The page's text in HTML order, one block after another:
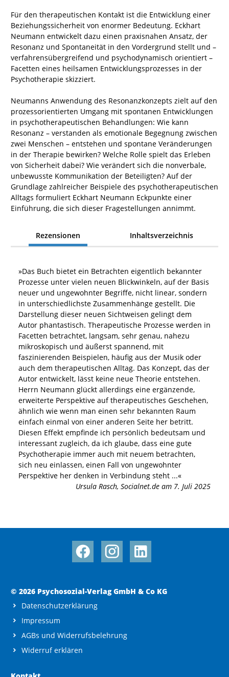
Für den therapeutischen Kontakt ist die Entwicklung einer
Beziehungssicherheit von enormer Bedeutung. Eckhart
Neumann entwickelt dazu einen praxisnahen Ansatz, der
Resonanz und Spontaneität in den Vordergrund stellt und –
verfahrensübergreifend und psychodynamisch orientiert –
Facetten eines heilsamen Entwicklungsprozesses in der
Psychotherapie skizziert.
Neumanns Anwendung des Resonanzkonzepts zielt auf den
prozessorientierten Umgang mit spontanen Entwicklungen
in psychotherapeutischen Behandlungen: Wie kann
Resonanz – verstanden als emotionale Begegnung zwischen
zwei Menschen – entstehen und spontane Veränderungen
in der Therapie bewirken? Welche Rolle spielt das Erleben
von Sicherheit dabei? Wie verändert sich die nonverbale,
unbewusste Kommunikation der Beteiligten? Auf der
Grundlage zahlreicher Beispiele des psychotherapeutischen
Alltags formuliert Eckhart Neumann Eckpunkte einer
Einführung, die sich dieser Fragestellungen annimmt.
Rezensionen Inhaltsverzeichnis
»Das Buch bietet ein Betrachten eigentlich bekannter
Prozesse unter vielen neuen Blickwinkeln, auf der Basis
neuer und ungewohnter Begriffe, nicht linear, sondern
in unterschiedlichste Zusammenhänge gestellt. Die
Darstellung dieser neuen Sichtweisen gelingt dem
Autor phantastisch. Therapeutische Prozesse werden in
Facetten betrachtet, langsam, sehr genau, nahezu
mikroskopisch und äußerst spannend, mit
faszinierenden Beispielen, häufig aus der Musik oder
auch dem therapeutischen Alltag. Das Konzept, das der
Autor entwickelt, lässt keine neue Theorie entstehen.
Herrn Neumann glückt allerdings eine ergänzende,
erweiterte Perspektive auf therapeutisches Geschehen,
ähnlich wie wenn man einen sehr bekannten Raum
einfach einmal von einer anderen Seite her betritt.
Diesen Effekt empfinde ich persönlich bedeutsam und
interessant zugleich, da ich glaube, dass eine gute
Psychotherapie immer auch mit neuem betrachten,
sich neu einlassen, einen Fall von ungewohnter
Perspektive her denken in Verbindung steht ...«
Ursula Rasch, Socialnet.de am 7. Juli 2025
© 2026 Psychosozial-Verlag GmbH & Co KG
Datenschutzerklärung
Impressum
AGBs und Widerrufsbelehrung
Widerruf erklären